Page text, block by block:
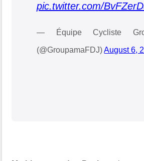
pic.twitter.com/
— Équipe Cycliste
(@GroupamaFDJ)August 6,